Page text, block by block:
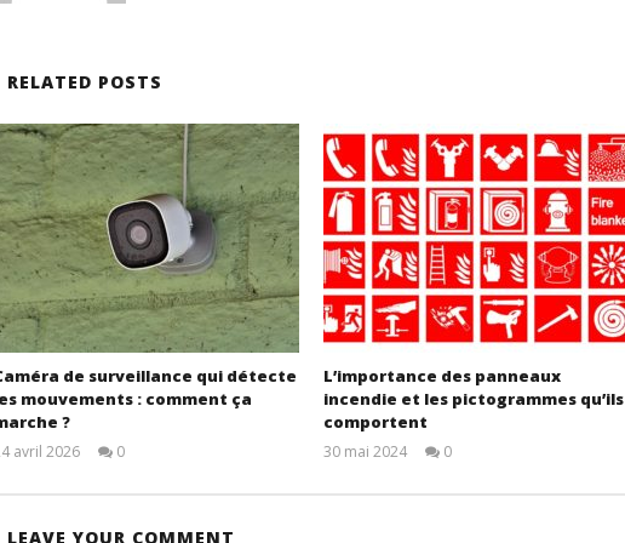
RELATED POSTS
de surveillance qui détecte
mouvements : comment ça
?
avril 2026
0
L’importance des panneaux
incendie et les pictogrammes qu’ils
comportent
30 mai 2024
0
LEAVE YOUR COMMENT